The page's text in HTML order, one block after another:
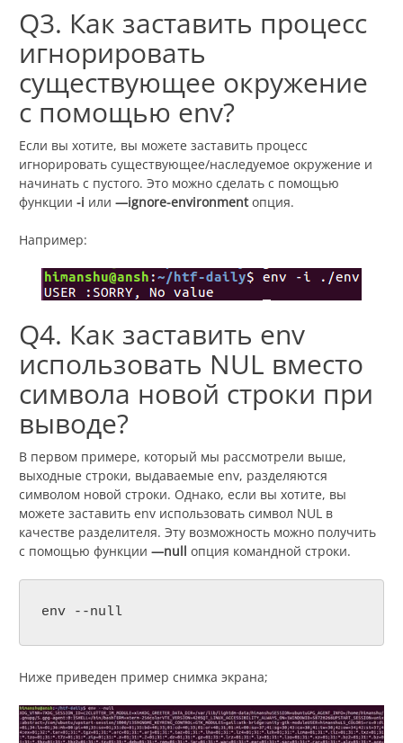
Q3. Как заставить процесс
игнорировать
существующее окружение
с помощью env?
Если вы хотите, вы можете заставить процесс
игнорировать существующее/наследуемое окружение и
начинать с пустого. Это можно сделать с помощью
функции -i или —ignore-environmentопция.
Например:
Q4. Как заставить env
использовать NUL вместо
символа новой строки при
выводе?
В первом примере, который мы рассмотрели выше,
выходные строки, выдаваемые env, разделяются
символом новой строки. Однако, если вы хотите, вы
можете заставить env использовать символ NUL в
качестве разделителя. Эту возможность можно получить
с помощью функции —null опция командной строки.
env --null
Ниже приведен пример снимка экрана;